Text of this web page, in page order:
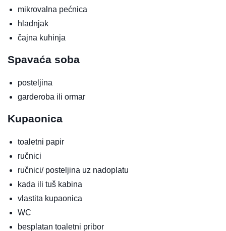
mikrovalna pećnica
hladnjak
čajna kuhinja
Spavaća soba
posteljina
garderoba ili ormar
Kupaonica
toaletni papir
ručnici
ručnici/ posteljina uz nadoplatu
kada ili tuš kabina
vlastita kupaonica
WC
besplatan toaletni pribor